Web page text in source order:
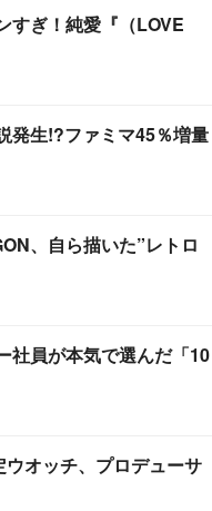
すぎ！純愛『（LOVE
発生!?ファミマ45％増量
、自ら描いた”レトロ
社員が本気で選んだ「10
ウオッチ、プロデューサ